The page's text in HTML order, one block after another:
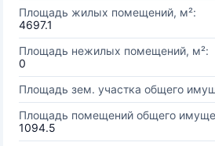
Площадь жилых помещений, м²:
4697.1
Площадь нежилых помещений, м²:
0
Площадь зем. участка общего
Площадь помещений общего
1094.5